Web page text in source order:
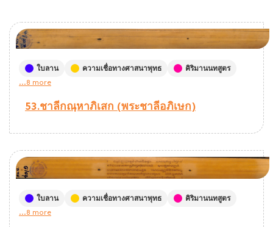
ใบลาน ความเชื่อทางศาสนาพุทธ
คิริมานนทสูตร
...8 more
53.ชาลีกณฺหาภิเสก (พระชาลีอภิเษก)
ใบลาน ความเชื่อทางศาสนาพุทธ
คิริมานนทสูตร
...8 more